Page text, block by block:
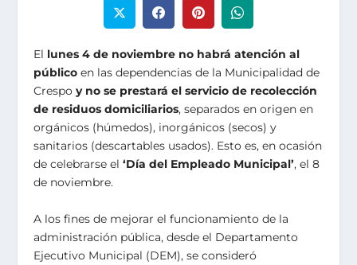
El lunes 4 de noviembre no habrá atención al
público en las dependencias de la Municipalidad de
Crespoy no se prestará el servicio de recolección
de residuos domiciliarios, separados en origen en
orgánicos (húmedos), inorgánicos (secos) y
sanitarios (descartables usados). Esto es, en ocasión
de celebrarse el‘Día del Empleado Municipal’, el 8
de noviembre.
A los fines de mejorar el funcionamiento de la
administración pública, desde el Departamento
Ejecutivo Municipal (DEM), se consideró